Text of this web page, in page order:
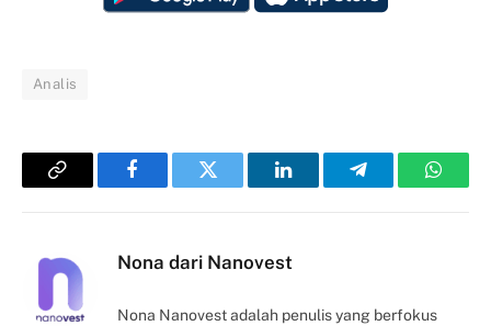
Analis
Copy
FacebookTwitter LinkedInTelegram
Nona dari Nanovest
Nona Nanovest adalah penulis yang berfokus